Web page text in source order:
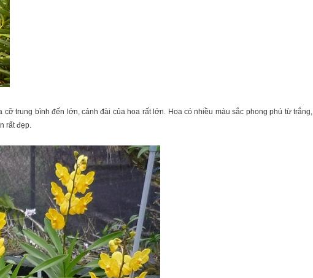
trung bình đến lớn, cánh đài của hoa rất lớn. Hoa có nhiều màu sắc phong phú từ trắng,
rất đẹp.